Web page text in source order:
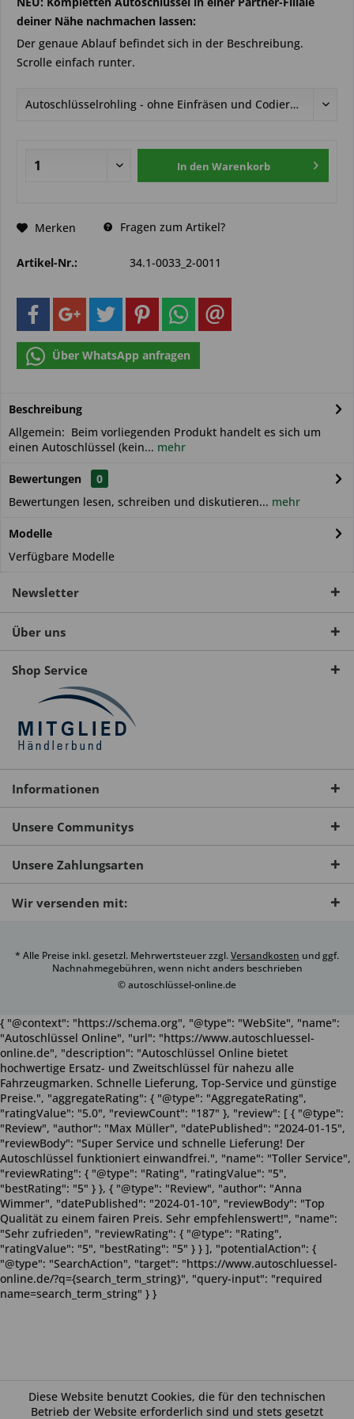
deiner Nähe nachmachen lassen:
Der genaue Ablauf befindet sich in der Beschreibung.
Scrolle einfach runter.
In den Warenkorb
Merken Fragen zum Artikel?
Artikel-Nr.: 34.1-0033_2-0011
Über WhatsApp anfragen
Beschreibung
Allgemein: Beim vorliegenden Produkt handelt es sich um
einen Autoschlüssel (kein... mehr
Bewertungen
0
Bewertungen lesen, schreiben und diskutieren... mehr
Modelle
Verfügbare Modelle
Newsletter
Über uns
Shop Service
Informationen
Unsere Communitys
Unsere Zahlungsarten
Wir versenden mit:
* Alle Preise inkl. gesetzl. Mehrwertsteuer zzgl.Versandkosten und ggf.
Nachnahmegebühren, wenn nicht anders beschrieben
© autoschlüssel-online.de
Diese Website benutzt Cookies, die für den technischen
Betrieb der Website erforderlich sind und stets gesetzt
{ "@context": "https://schema.org", "@type": "WebSite", "name":
"Autoschlüssel Online", "url": "https://www.autoschluessel-
online.de", "description": "Autoschlüssel Online bietet
hochwertige Ersatz- und Zweitschlüssel für nahezu alle
Fahrzeugmarken. Schnelle Lieferung, Top-Service und günstige
Preise.", "aggregateRating": { "@type": "AggregateRating",
"ratingValue": "5.0", "reviewCount": "187" }, "review": [ { "@type":
"Review", "author": "Max Müller", "datePublished": "2024-01-15",
"reviewBody": "Super Service und schnelle Lieferung! Der
Autoschlüssel funktioniert einwandfrei.", "name": "Toller Service",
"reviewRating": { "@type": "Rating", "ratingValue": "5",
"bestRating": "5" } }, { "@type": "Review", "author": "Anna
Wimmer", "datePublished": "2024-01-10", "reviewBody": "Top
Qualität zu einem fairen Preis. Sehr empfehlenswert!", "name":
"Sehr zufrieden", "reviewRating": { "@type": "Rating",
"ratingValue": "5", "bestRating": "5" } } ], "potentialAction": {
"@type": "SearchAction", "target": "https://www.autoschluessel-
online.de/?q={search_term_string}", "query-input": "required
name=search_term_string" } }